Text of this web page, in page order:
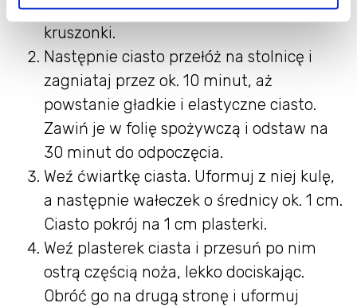
wymieszaj widelcem do powstania
kruszonki.
Następnie ciasto przełóż na stolnicę i
zagniataj przez ok. 10 minut, aż
powstanie gładkie i elastyczne ciasto.
Zawiń je w folię spożywczą i odstaw na
30 minut do odpoczęcia.
Weź ćwiartkę ciasta. Uformuj z niej kulę,
a następnie wałeczek o średnicy ok. 1 cm.
Ciasto pokrój na 1 cm plasterki.
Weź plasterek ciasta i przesuń po nim
ostrą częścią noża, lekko dociskając.
Obróć go na drugą stronę i uformuj